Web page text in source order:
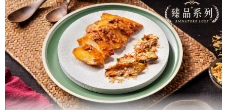
【注意事項】
1.本服務係由「台灣大哥大股份有限公司」（以下簡稱本公司）所提供，讓
用戶於交易時，得透過本服務購買商品或服務，並由商店將買賣／分期付款
買賣價金債權讓與本公司後，依約使用本公司帳單繳交帳款。
2.基於同意付款使用「大哥付你分期」之契約關係目的，商店將以您的個人
資料（包含姓名、電話或地址）提供予台灣大哥大進項蒐集、處理及利用，
由本公司與您本人進行分期帳單所需資料之確認、核對及更正。
3.完整用戶服務條款，請詳閱以下連結：https://oppay.tw/userRule
３．收到繳費通知簡訊後14天內，點擊此簡訊中的連結，可透過四大超商／
ATM／網路銀行／等多元方式進行付款，方視為交易完成。
※ 請注意：結帳手續完成當下不需立刻繳費，但若您需要取消訂單，請聯絡
購買商品的店家。未經商家同意取消之訂單仍視為有效，需透過AFTEE先享
後付繳納相關費用。
※ 交易是否成功請以「AFTEE先享後付 」之結帳頁面顯示為準，若有關於
是否繳費成功／繳費後需取消欲退款等相關疑問，請聯繫「AFTEE先享後付
客戶支援中心」
https://netprotections.freshdesk.com/support/home
【注意事項】
１．透過由恩沛科技股份有限公司提供之「AFTEE先享後付」服務完成之交
易，需依本服務之必要範圍內提供個人資料，並將交易相關給付款項請求債
【冷凍宅配】
每筆NT$150，滿NT$1,299(含以上)免運費
【離島地區冷凍宅配 (澎湖、金門、馬祖、小琉球、綠島)】
每筆NT$250，滿NT$2,000(含以上)免運費
冷凍宅配(貨到付款，僅限本島地區)
每筆NT$150，滿NT$2,000(含以上)免運費